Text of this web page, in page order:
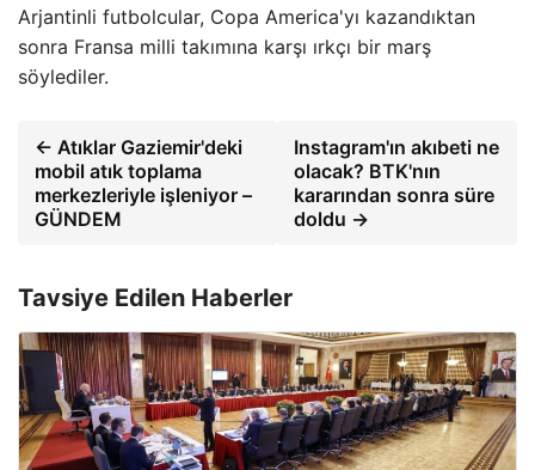
Arjantinli futbolcular, Copa America'yı kazandıktan
sonra Fransa milli takımına karşı ırkçı bir marş
söylediler.
← Atıklar Gaziemir'deki
mobil atık toplama
merkezleriyle işleniyor –
GÜNDEM
Instagram'ın akıbeti ne
olacak? BTK'nın
kararından sonra süre
doldu →
Tavsiye Edilen Haberler